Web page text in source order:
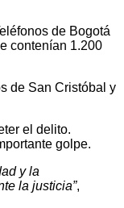
de Bogotá
contenían 1.200
de San Cristóbal y
el delito.
golpe.
y la
la justicia”,